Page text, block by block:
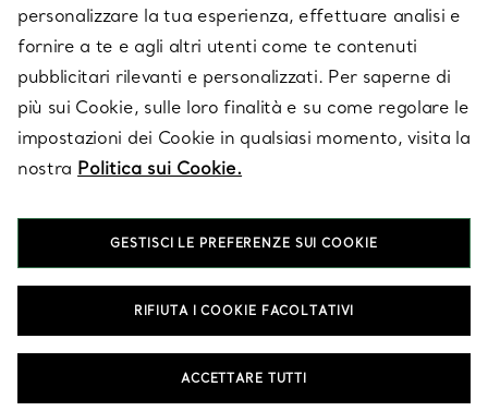
LEGALE
SEGUICI
T&Co. 2026
personalizzare la tua esperienza, effettuare analisi e
fornire a te e agli altri utenti come te contenuti
pubblicitari rilevanti e personalizzati. Per saperne di
più sui Cookie, sulle loro finalità e su come regolare le
impostazioni dei Cookie in qualsiasi momento, visita la
nostra Politica sui Cookie.
GESTISCI LE PREFERENZE SUI COOKIE
RIFIUTA I COOKIE FACOLTATIVI
ACCETTARE TUTTI